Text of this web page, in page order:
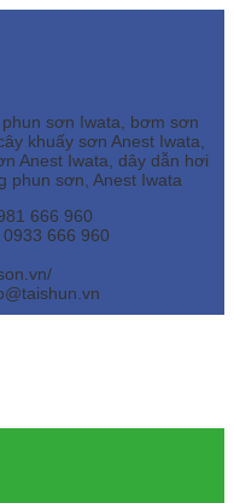
phun sơn Iwata, bơm sơn
khuấy sơn Anest Iwata,
Anest Iwata, dây dẫn hơi
phun sơn, Anest Iwata
666 960
666 960